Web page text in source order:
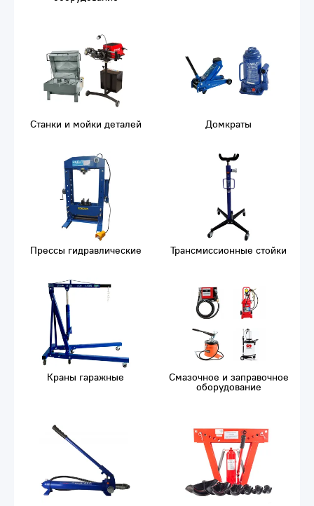
Станки и мойки деталей Домкраты
Прессы гидравлические Трансмиссионные стойки
Краны гаражные Смазочное и заправочное
оборудование